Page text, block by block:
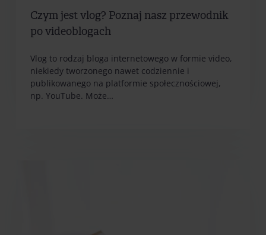
Czym jest vlog? Poznaj nasz przewodnik
po videoblogach
Vlog to rodzaj bloga internetowego w formie video,
niekiedy tworzonego nawet codziennie i
publikowanego na platformie społecznościowej,
np. YouTube. Może…